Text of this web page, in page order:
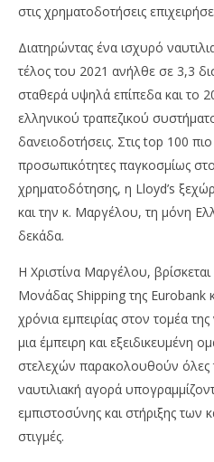
NOW
Eurobank: Ηγείται
δανειοδοτήσεις
01/12/2022
pressroom
στις χρηματοδοτήσεις
Διατηρώντας ένα ισχυρό
τέλος του 2021 ανήλθε σε 3,3
σταθερά υψηλά επίπεδα και το
ελληνικού τραπεζικού
δανειοδοτήσεις. Στις top 100 πιο
προσωπικότητες παγκοσμίως
χρηματοδότησης, η Lloyd’s
και την κ. Μαργέλου, τη μόνη
δεκάδα.
Η Χριστίνα Μαργέλου,
Μονάδας Shipping της Eurobank
χρόνια εμπειρίας στον τομέα
μια έμπειρη και εξειδικευμένη
στελεχών παρακολουθούν όλες
ναυτιλιακή αγορά
εμπιστοσύνης και στήριξης
στιγμές.